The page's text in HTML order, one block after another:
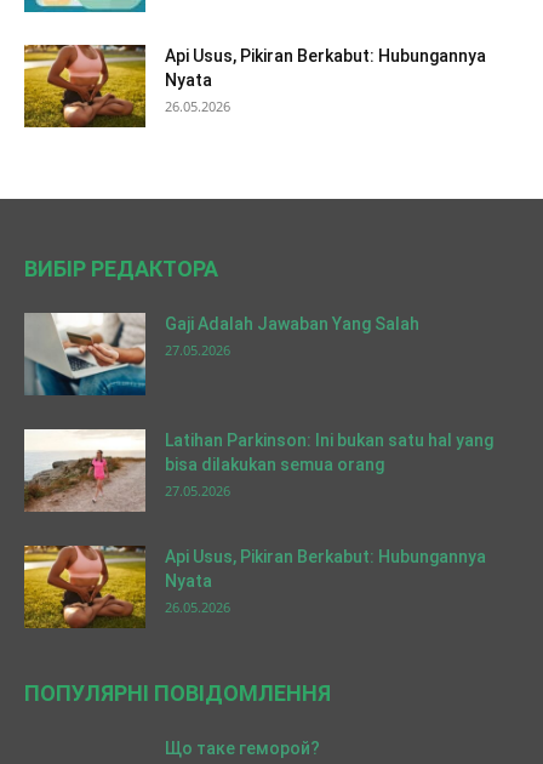
Api Usus, Pikiran Berkabut: Hubungannya
Nyata
26.05.2026
ВИБІР РЕДАКТОРА
Gaji Adalah Jawaban Yang Salah
27.05.2026
Latihan Parkinson: Ini bukan satu hal yang
bisa dilakukan semua orang
27.05.2026
Api Usus, Pikiran Berkabut: Hubungannya
Nyata
26.05.2026
ПОПУЛЯРНІ ПОВІДОМЛЕННЯ
Що таке геморой?